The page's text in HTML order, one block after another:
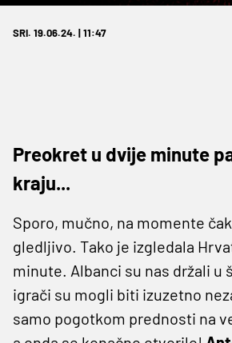
SRI. 19.06.24. | 11:47
Preokret u dvije minute
kraju...
Sporo, mučno, na momente
gledljivo. Tako je izgledala
minute. Albanci su nas držali u
igrači su mogli biti izuzetno
samo pogotkom prednosti na